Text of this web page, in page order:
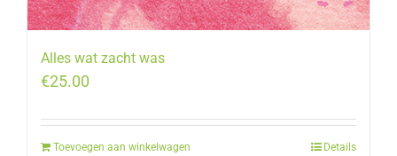
Alles wat zacht was
€25.00
Toevoegen aan winkelwagen Details